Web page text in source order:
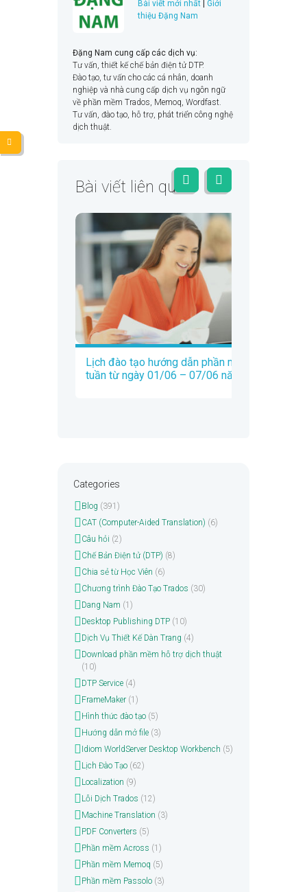
Bài viết mới nhất |Giới
thiệu Đặng Nam
Đặng Nam cung cấp các dịch vụ:
Tư vấn, thiết kế chế bản điện tử DTP.
Đào tạo, tư vấn cho các cá nhân, doanh
nghiệp và nhà cung cấp dịch vụ ngôn ngữ
về phần mềm Trados, Memoq, Wordfast.
Tư vấn, đào tạo, hỗ trợ, phát triển công nghệ
dịch thuật.
Bài viết liên quan
Lịch đào tạo hướng dẫn phần mềm Trados
tuần từ ngày 01/06 – 07/06 năm 2020
Categories
Blog (391)
CAT (Computer-Aided Translation) (6)
Câu hỏi (2)
Chế Bản Điện tử (DTP) (8)
Chia sẻ từ Học Viên (6)
Chương trình Đào Tạo Trados (30)
Dang Nam (1)
Desktop Publishing DTP(10)
Dịch Vụ Thiết Kế Dàn Trang (4)
Download phần mềm hỗ trợ dịch thuật
(10)
DTP Service(4)
FrameMaker(1)
Hình thức đào tạo(5)
Hướng dẫn mở file(3)
Idiom WorldServer Desktop Workbench (5)
Lịch Đào Tạo(62)
Localization (9)
Lỗi Dịch Trados (12)
Machine Translation (3)
PDF Converters (5)
Phần mềm Across (1)
Phần mềm Memoq (5)
Phần mềm Passolo(3)